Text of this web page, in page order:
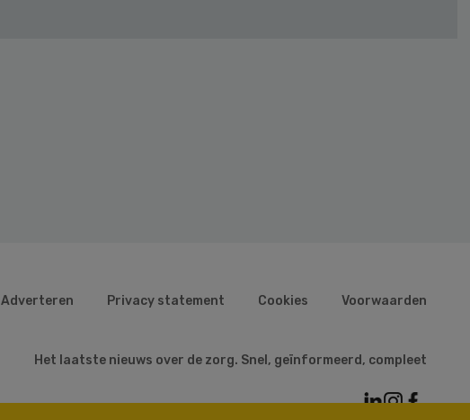
Adverteren Privacy statement Cookies Voorwaarden
Het laatste nieuws over de zorg. Snel, geïnformeerd, compleet